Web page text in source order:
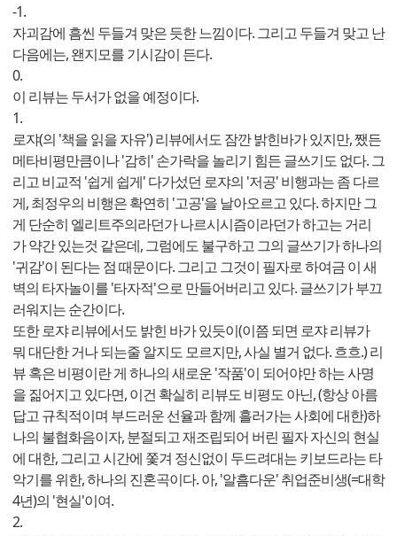
-1.
자괴감에 흠씬 두들겨 맞은 듯한 느낌이다. 그리고 두들겨 맞고 난
다음에는, 왠지모를 기시감이 든다.
0.
이 리뷰는 두서가 없을 예정이다.
1.
로쟈(의 '책을 읽을 자유') 리뷰에서도 잠깐 밝힌바가 있지만, 쨌든
메타비평만큼이나 '감히' 손가락을 놀리기 힘든 글쓰기도 없다. 그
리고 비교적 '쉽게 쉽게' 다가섰던 로쟈의 '저공' 비행과는 좀 다르
게, 최정우의 비행은 확연히 '고공'을 날아오르고 있다. 하지만 그
게 단순히 엘리트주의라던가 나르시시즘이라던가 하고는 거리
가 약간 있는것 같은데, 그럼에도 불구하고 그의 글쓰기가 하나의
'귀감'이 된다는 점 때문이다. 그리고 그것이 필자로 하여금 이 새
벽의 타자놀이를 '타자적'으로 만들어버리고 있다. 글쓰기가 부끄
러워지는 순간이다.
또한 로쟈 리뷰에서도 밝힌 바가 있듯이(이쯤 되면 로쟈 리뷰가
뭐 대단한 거나 되는줄 알지도 모르지만, 사실 별거 없다. 흐흐.) 리
뷰 혹은 비평이란 게 하나의 새로운 '작품'이 되어야만 하는 사명
을 짊어지고 있다면, 이건 확실히 리뷰도 비평도 아닌, (항상 아름
답고 규칙적이며 부드러운 선율과 함께 흘러가는 사회에 대한)하
나의 불협화음이자, 분절되고 재조립되어 버린 필자 자신의 현실
에 대한, 그리고 시간에 쫓겨 정신없이 두드려대는 키보드라는 타
악기를 위한, 하나의 진혼곡이다. 아, '알흠다운' 취업준비생(=대학
4년)의 '현실'이여.
2.